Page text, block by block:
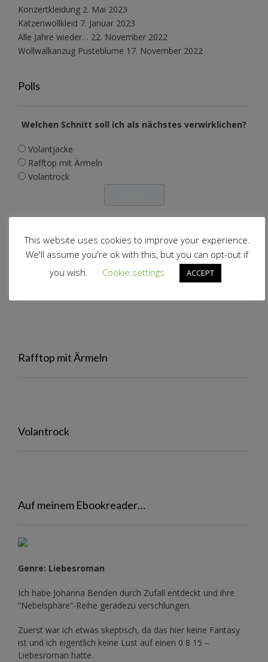
Konzertkleidung 2. Mai 2023
Katzenwollkleid 7. Januar 2023
Alle Jahre wieder… 22. November 2022
Wollwalkanzug Pusteblume 17. November 2022
Polls
Welchen Schnitt soll ich als nächstes verwirklichen?
Volantjacke
Rafftop mit Ärmeln
Volantrock
Polls Archive
Rafftop mit Ärmeln
Volantrock
Auf meinem Ebookreader…
Genre: Liebesroman
Ich habe Johanna Benden durch Zufall entdeckt und ihre
“Nebelsphäre”-Reihe geradezu verschlungen.
Zuerst war ich etwas skeptisch, da das hier keine Fantasy
ist und ich eigentlich keine Lust auf einen 0 8 15 –
Liebesroman hatte.
This website uses cookies to improve your experience.
We'll assume you're ok with this, but you can opt-out if
you wish.
Cookie settings ACCEPT